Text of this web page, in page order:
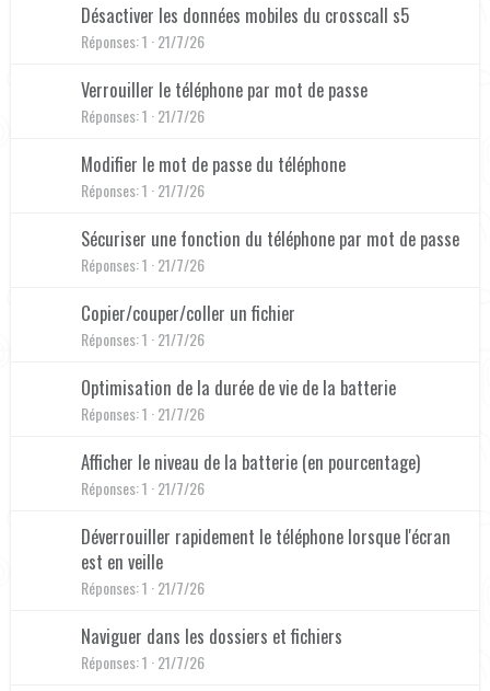
Désactiver les données mobiles du crosscall s5
Réponses 1 21/7/26
Verrouiller le téléphone par mot de passe
Réponses 1 21/7/26
Modifier le mot de passe du téléphone
Réponses 1 21/7/26
Sécuriser une fonction du téléphone par mot de passe
Réponses 1 21/7/26
Copier/couper/coller un fichier
Réponses 1 21/7/26
Optimisation de la durée de vie de la batterie
Réponses 1 21/7/26
Afficher le niveau de la batterie (en pourcentage)
Réponses 1 21/7/26
Déverrouiller rapidement le téléphone lorsque l'écran
est en veille
Réponses 1 21/7/26
Naviguer dans les dossiers et fichiers
Réponses 1 21/7/26